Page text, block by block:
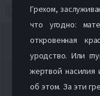
Грехом,
что угодно:
откровенная
уродство. Или
жертвой насилия
об этом. За эти